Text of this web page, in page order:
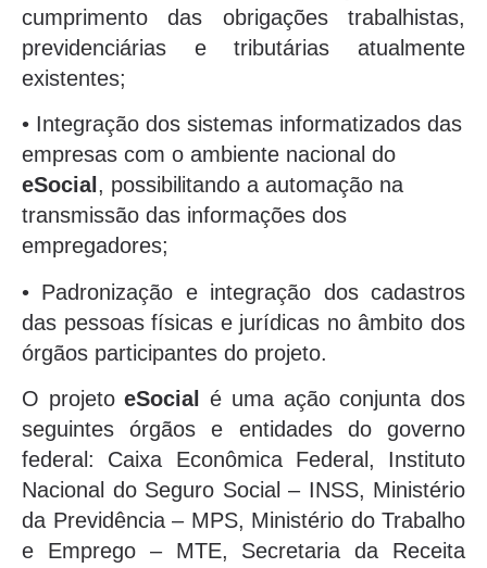
cumprimento das obrigações trabalhistas,
previdenciárias e tributárias atualmente
existentes;
• Integração dos sistemas informatizados das
empresas com o ambiente nacional do
eSocial , possibilitando a automação na
transmissão das informações dos
empregadores;
• Padronização e integração dos cadastros
das pessoas físicas e jurídicas no âmbito dos
órgãos participantes do projeto.
O projetoeSocial
é uma ação conjunta dos
seguintes órgãos e entidades do governo
federal: Caixa Econômica Federal, Instituto
Nacional do Seguro Social – INSS, Ministério
da Previdência – MPS, Ministério do Trabalho
e Emprego – MTE, Secretaria da Receita